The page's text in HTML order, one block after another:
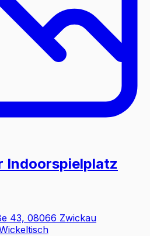
Indoorspielplatz
43, 08066 Zwickau